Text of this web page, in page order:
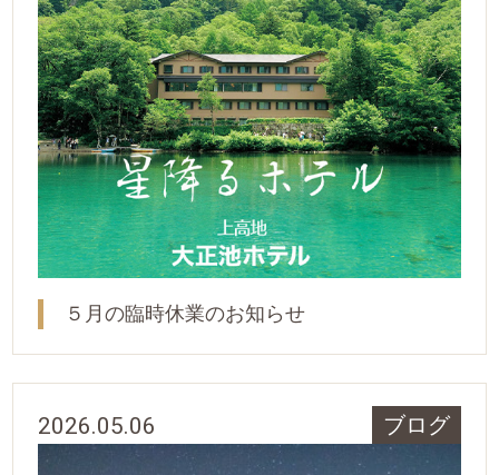
５月の臨時休業のお知らせ
2026.05.06 ブログ